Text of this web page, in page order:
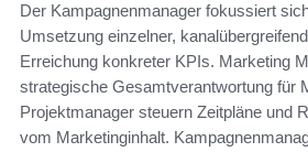
Der Kampagnenmanager fokussiert
Umsetzung einzelner,
Erreichung konkreter KPIs. Marketing
strategische Gesamtverantwortung für
Projektmanager steuern Zeitpläne und
vom Marketinginhalt.